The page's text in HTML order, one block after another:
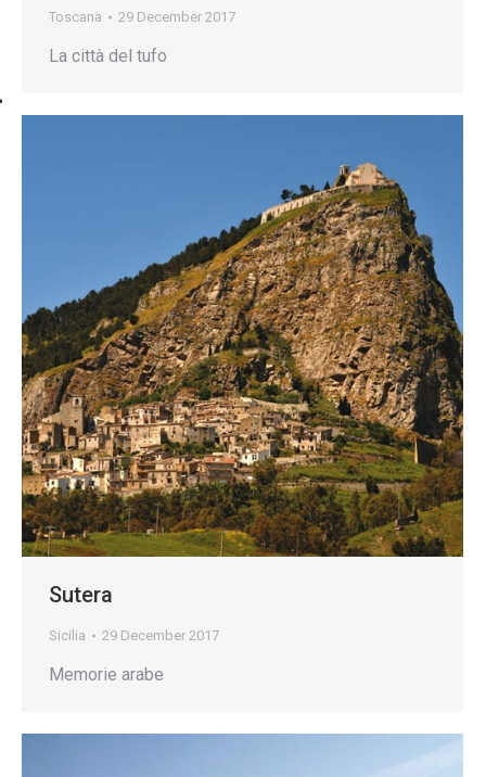
Toscana 29 December 2017
La città del tufo
Sutera
Sicilia 29 December 2017
Memorie arabe